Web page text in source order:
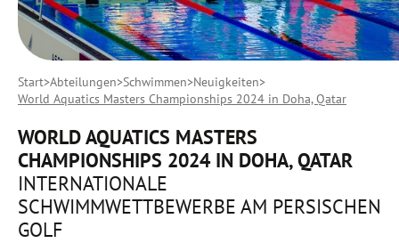
Start Abteilungen Schwimmen Neuigkeiten
World Aquatics Masters Championships 2024 in Doha, Qatar
WORLD AQUATICS MASTERS
CHAMPIONSHIPS 2024 IN DOHA, QATAR
INTERNATIONALE
SCHWIMMWETTBEWERBE AM PERSISCHEN
GOLF